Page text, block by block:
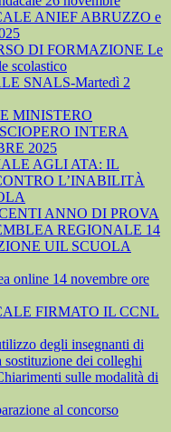
ANIEF ABRUZZO e
DI FORMAZIONE Le
scolastico
SNALS-Martedì 2
MINISTERO
INTERA
2025
AGLI ATA: IL
L’INABILITÀ
ANNO DI PROVA
REGIONALE 14
UIL SCUOLA
online 14 novembre ore
FIRMATO IL CCNL
degli insegnanti di
sostituzione dei colleghi
sulle modalità di
al concorso